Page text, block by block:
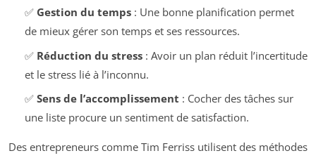
✅ Gestion du temps: Une bonne planification permet
de mieux gérer son temps et ses ressources.
✅ Réduction du stress: Avoir un plan réduit l’incertitude
et le stress lié à l’inconnu.
✅ Sens de l’accomplissement : Cocher des tâches sur
une liste procure un sentiment de satisfaction.
Des entrepreneurs comme Tim Ferriss utilisent des méthodes